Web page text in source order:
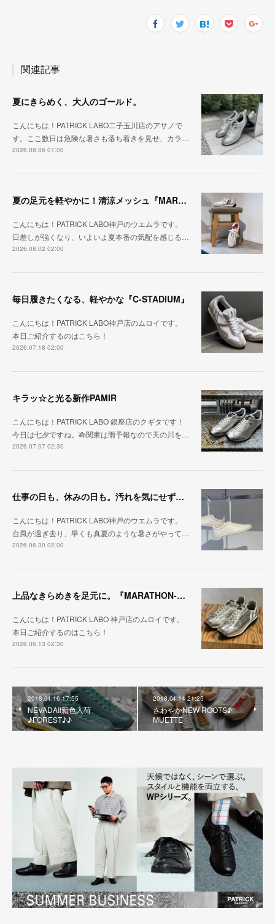
関連記事
夏にきらめく、大人のゴールド。
こんにちは！PATRICK LABO二子玉川店のアサノで
す。ここ数日は危険な暑さも落ち着きを見せ、カラ…
2026.08.06 01:00
夏の足元を軽やかに！清涼メッシュ『MARATHON-ME2』
こんにちは！PATRICK LABO神戸のウエムラです。
日差しが強くなり、いよいよ夏本番の気配を感じる…
2026.08.02 02:00
毎日履きたくなる、軽やかな『C-STADIUM』
こんにちは！PATRICK LABO神戸店のムロイです。
本日ご紹介するのはこちら！
2026.07.18 02:00
キラッ☆と光る新作PAMIR
こんにちは！PATRICK LABO 銀座店のクギタです！
今日は七夕ですね。🎋関東は雨予報なので天の川を…
2026.07.07 02:30
仕事の日も、休みの日も。汚れを気にせず毎日履ける『PUNCH-WP_WHT』
こんにちは！PATRICK LABO神戸のウエムラです。
台風が過ぎ去り、早くも真夏のような暑さがやって…
2026.06.30 02:00
上品なきらめきを足元に。『MARATHON-HAKU』
こんにちは！PATRICK LABO 神戸店のムロイです。
本日ご紹介するのはこちら！
2026.06.13 02:30
2018.04.16 17:55
NEVADAII新色入荷
♪FOREST♪♪
2018.04.14 21:25
さわやかNEW ROOTS♪
MUETTE